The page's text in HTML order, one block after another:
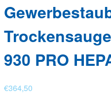
930 PRO
€364,50